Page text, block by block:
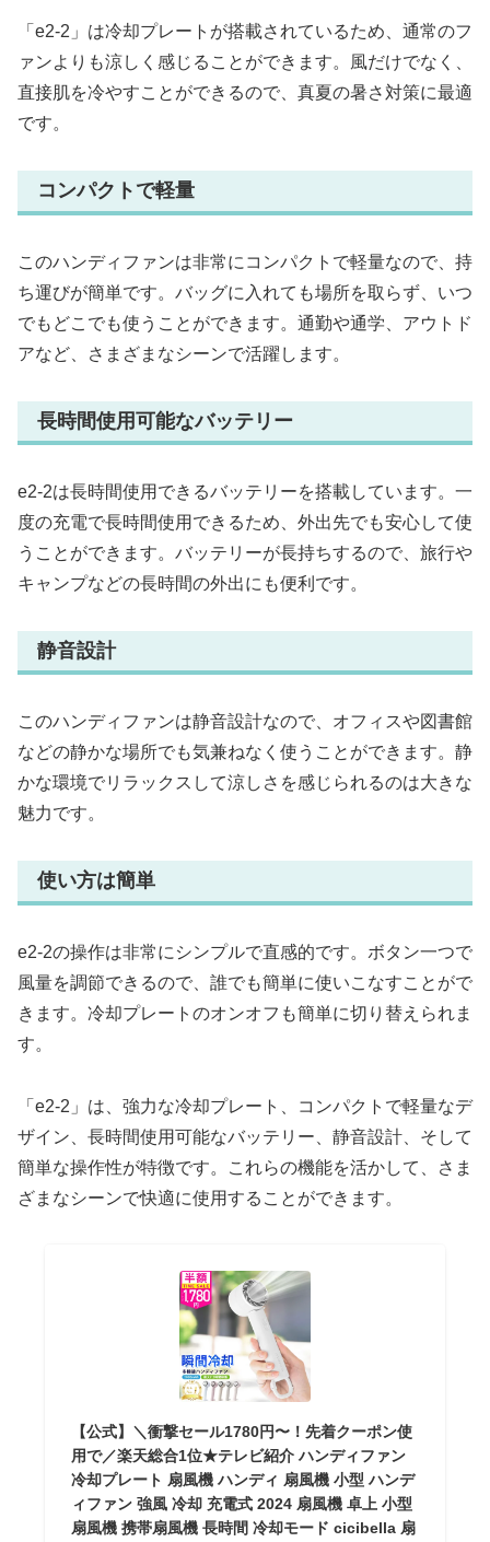
「e2-2」は冷却プレートが搭載されているため、通常のフ
ァンよりも涼しく感じることができます。風だけでなく、
直接肌を冷やすことができるので、真夏の暑さ対策に最適
です。
コンパクトで軽量
このハンディファンは非常にコンパクトで軽量なので、持
ち運びが簡単です。バッグに入れても場所を取らず、いつ
でもどこでも使うことができます。通勤や通学、アウトド
アなど、さまざまなシーンで活躍します。
長時間使用可能なバッテリー
e2-2は長時間使用できるバッテリーを搭載しています。一
度の充電で長時間使用できるため、外出先でも安心して使
うことができます。バッテリーが長持ちするので、旅行や
キャンプなどの長時間の外出にも便利です。
静音設計
このハンディファンは静音設計なので、オフィスや図書館
などの静かな場所でも気兼ねなく使うことができます。静
かな環境でリラックスして涼しさを感じられるのは大きな
魅力です。
使い方は簡単
e2-2の操作は非常にシンプルで直感的です。ボタン一つで
風量を調節できるので、誰でも簡単に使いこなすことがで
きます。冷却プレートのオンオフも簡単に切り替えられま
す。
「e2-2」は、強力な冷却プレート、コンパクトで軽量なデ
ザイン、長時間使用可能なバッテリー、静音設計、そして
簡単な操作性が特徴です。これらの機能を活かして、さま
ざまなシーンで快適に使用することができます。
【公式】＼衝撃セール1780円〜！先着クーポン使
用で／楽天総合1位★テレビ紹介 ハンディファン
冷却プレート 扇風機 ハンディ 扇風機 小型 ハンデ
ィファン 強風 冷却 充電式 2024 扇風機 卓上 小型
扇風機 携帯扇風機 長時間 冷却モード cicibella 扇